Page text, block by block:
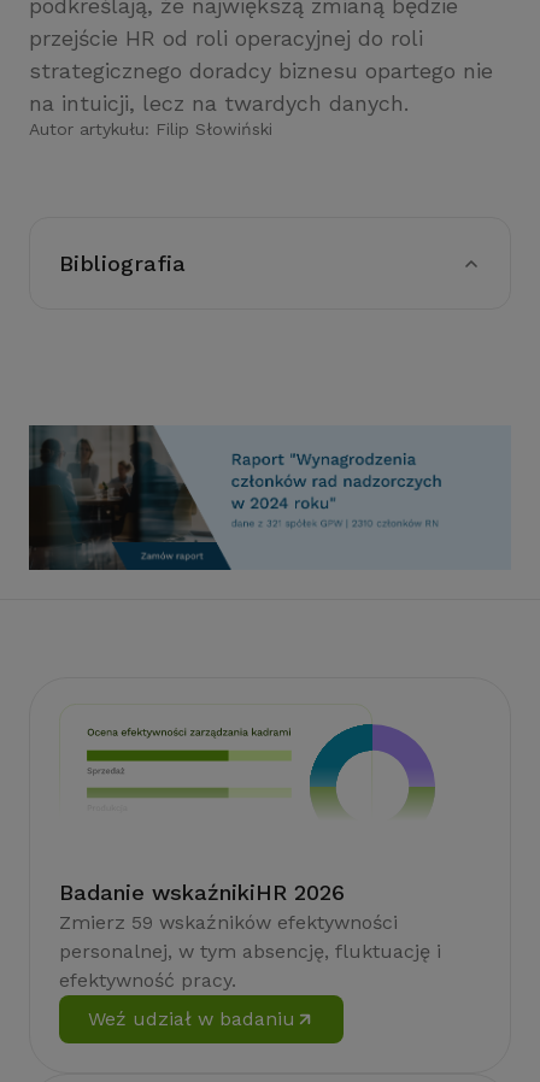
podkreślają, że największą zmianą będzie
przejście HR od roli operacyjnej do roli
strategicznego doradcy biznesu opartego nie
na intuicji, lecz na twardych danych.
Autor artykułu: Filip Słowiński
Bibliografia
Badanie wskaźnikiHR 2026
Zmierz 59 wskaźników efektywności
personalnej, w tym absencję, fluktuację i
efektywność pracy.
Weź udział w badaniu